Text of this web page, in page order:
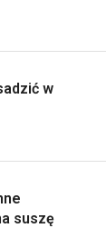
w
suszę